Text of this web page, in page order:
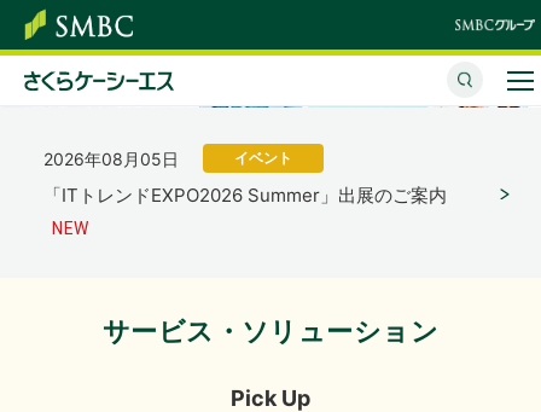
「さくらケーシーエス、ヴィッセル神戸オフィシャル
パートナーとして2026/27シーズンを応援」を掲載し
ました。
（4,123KB）
2026年08月05日 イベント
「ITトレンドEXPO2026 Summer」出展のご案内
2026年07月31日 経営・財務
サービス・ソリューション
Pick Up
サービス・ソリューション